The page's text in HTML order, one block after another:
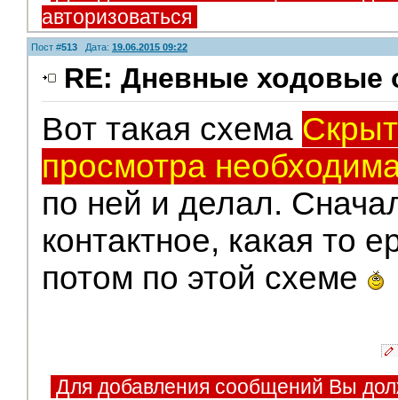
авторизоваться
Пост #513 Дата: 19.06.2015 09:22
RE: Дневные ходовые
Вот такая схема
просмотра
по ней и делал.
контактное, какая то
потом по этой схеме
Для добавления сообщений Вы